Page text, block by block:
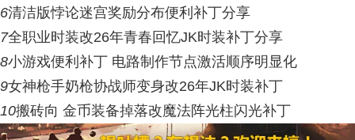
6清洁版悖论迷宫奖励分布便利补丁分享
7全职业时装改26年青春回忆JK时装补丁分享
8小游戏便利补丁 电路制作节点激活顺序明显化
9女神枪手奶枪协战师变身改26年JK时装补丁
10搬砖向 金币装备掉落改魔法阵光柱闪光补丁